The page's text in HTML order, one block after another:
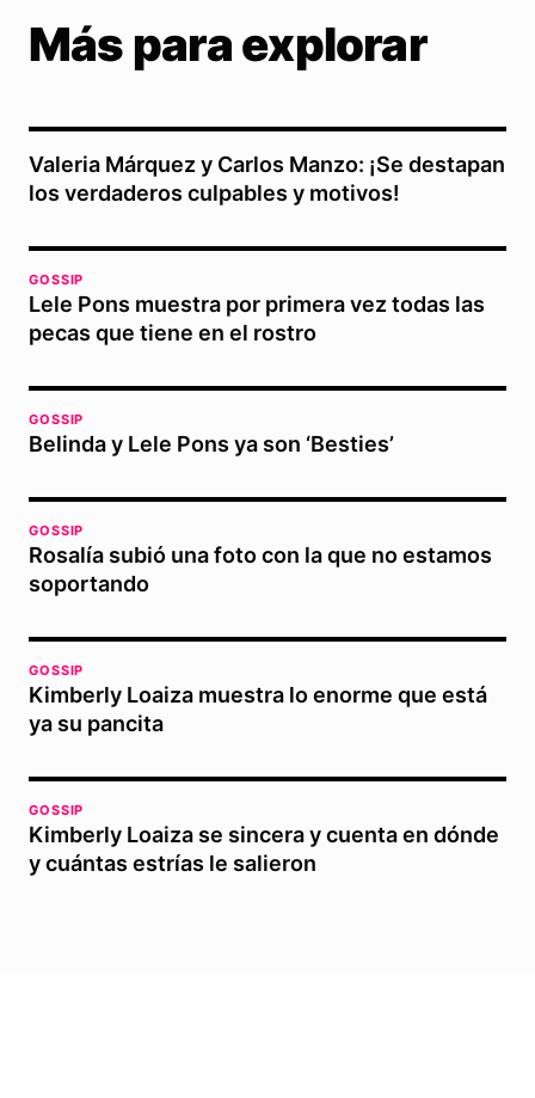
Más para explorar
Valeria Márquez y Carlos Manzo: ¡Se destapan
los verdaderos culpables y motivos!
GOSSIP
Lele Pons muestra por primera vez todas las
pecas que tiene en el rostro
GOSSIP
Belinda y Lele Pons ya son ‘Besties’
GOSSIP
Rosalía subió una foto con la que no estamos
soportando
GOSSIP
Kimberly Loaiza muestra lo enorme que está
ya su pancita
GOSSIP
Kimberly Loaiza se sincera y cuenta en dónde
y cuántas estrías le salieron